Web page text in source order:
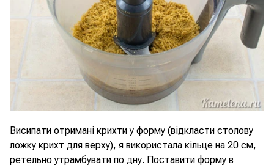
Висипати отримані крихти у форму (відкласти столову
ложку крихт для верху), я використала кільце на 20 см,
ретельно утрамбувати по дну. Поставити форму в